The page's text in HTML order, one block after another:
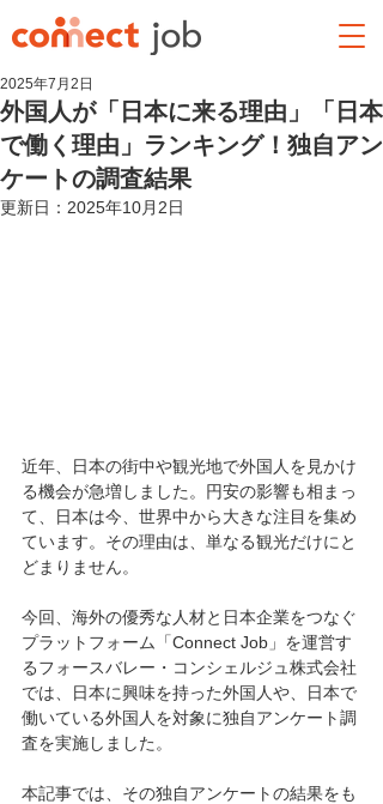
外国人が「日本に来る理由」「日本
で働く理由」ランキング！独自アン
ケートの調査結果
2025年7月2日
更新日： 2025年10月2日
近年、日本の街中や観光地で外国人を見かけ
る機会が急増しました。円安の影響も相まっ
て、日本は今、世界中から大きな注目を集め
ています。その理由は、単なる観光だけにと
どまりません。
今回、海外の優秀な人材と日本企業をつなぐ
プラットフォーム「Connect Job」を運営す
るフォースバレー・コンシェルジュ株式会社
では、日本に興味を持った外国人や、日本で
働いている外国人を対象に独自アンケート調
査を実施しました。
本記事では、その独自アンケートの結果をも